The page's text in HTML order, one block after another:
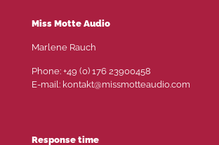
Miss Motte Audio
Marlene Rauch
Phone: +49 (0) 176 23900458
E-mail: kontakt@missmotteaudio.com
Response time